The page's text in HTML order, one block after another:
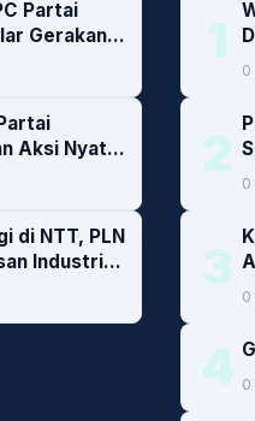
Partai
Gerakan
Aksi Nyata
di NTT, PLN
Industri
PLTU
1
0
2
0
3
0
4 0